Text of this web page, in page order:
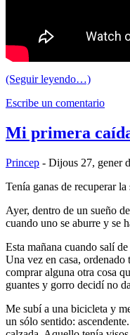
(Seguir leyendo…)
Escribe un comentario
Mi primera
Princep - Dijous 27, gener
Tenía ganas de recuperar la
Ayer, dentro de un sueño
cuando uno se aburre y se
Esta mañana cuando salí
Una vez en casa,
comprar alguna otra cosa
guantes y gorro decidí no
Me subí a una bicicleta y
un sólo sentido: